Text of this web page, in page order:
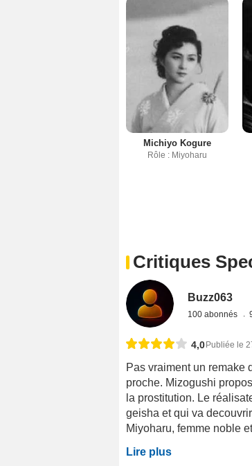
Michiyo Kogure
Rôle : Miyoharu
Critiques
Buzz063
100 abonnés
4,0Publiée le
Pas vraiment un remake
proche. Mizogushi
la prostitution. Le
geisha et qui va
Miyoharu, femme noble
Lire plus